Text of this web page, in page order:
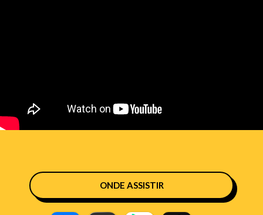
ONDE ASSISTIR